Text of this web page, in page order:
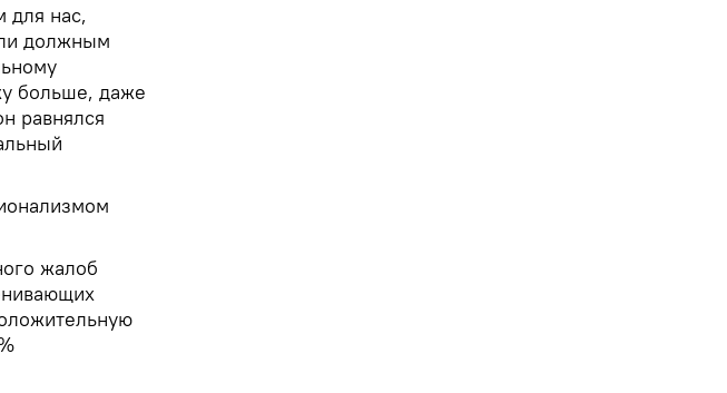
для нас,
должным
больше, даже
равнялся
жалоб